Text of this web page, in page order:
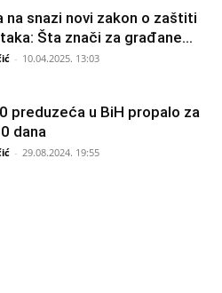
na snazi novi zakon o zaštiti
Šta znači za građane...
- 10.04.2025. 13:03
preduzeća u BiH propalo za
dana
- 29.08.2024. 19:55